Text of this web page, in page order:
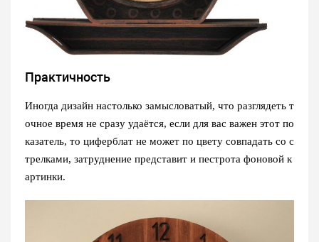
Практичность
Иногда дизайн настолько замысловатый, что разглядеть т
очное время не сразу удаётся, если для вас важен этот по
казатель, то циферблат не может по цвету совпадать со с
трелками, затруднение представит и пестрота фоновой к
артинки.